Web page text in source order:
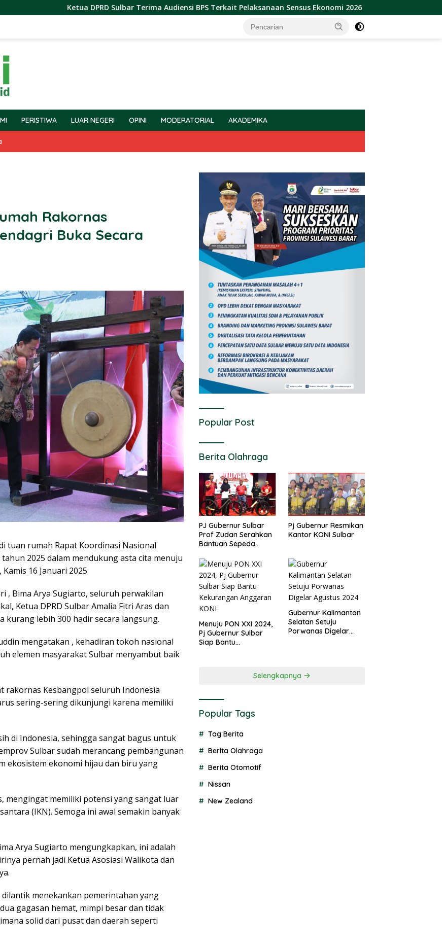
Ketua DPRD Sulbar Terima Audiensi BPS Terkait Pelaksanaan Sensus Ekonomi 2026 Sulbar Raih
PERISTIWA LUAR NEGERI OPINI MODERATORIAL AKADEMIKA
Rakornas
Buka Secara
tuan rumah Rapat Koordinasi Nasional
2025 dalam mendukung asta cita menuju
16 Januari 2025
, Bima Arya Sugiarto, seluruh perwakilan
Ketua DPRD Sulbar Amalia Fitri Aras dan
kurang lebih 300 hadir secara langsung.
mengatakan , kehadiran tokoh nasional
elemen masyarakat Sulbar menyambut baik
rakornas Kesbangpol seluruh Indonesia
sering-sering dikunjungi karena memiliki
di Indonesia, sehingga sangat bagus untuk
Sulbar sudah merancang pembangunan
ekosistem ekonomi hijau dan biru yang
mengingat memiliki potensi yang sangat luar
(IKN). Semoga ini awal semakin banyak
Arya Sugiarto mengungkapkan, ini adalah
pernah jadi Ketua Asosiasi Walikota dan
menekankan pemerintahan yang
gagasan hemat, mimpi besar dan tidak
solid dari pusat dan daerah seperti
Popular Post
Berita Olahraga
PJ Gubernur Sulbar
Prof Zudan Serahkan
Bantuan Sepeda
PON 2024
Pj Gubernur Resmikan
Kantor KONI Sulbar
Menuju PON XXI 2024,
Pj Gubernur Sulbar
Siap Bantu
Gubernur Kalimantan
Selatan Setuju
Porwanas Digelar
Selengkapnya
Popular Tags
Tag Berita
Berita Olahraga
Berita Otomotif
Nissan
New Zealand